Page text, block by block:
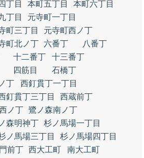
丁目 本町五丁目
本町六丁目
丁目
元寺町一丁目
町三丁目
元寺町西ノ丁
町北ノ丁 六番丁
八番丁
十二番丁
十三番丁
四筋目
石橋丁
丁
西釘貫丁一丁目
釘貫丁三丁目
西蔵前丁
ノ丁 鷺ノ森南ノ丁
森明神丁 杉ノ馬場一丁目
ノ馬場三丁目
杉ノ馬場四丁目
前丁 西大工町
南大工町